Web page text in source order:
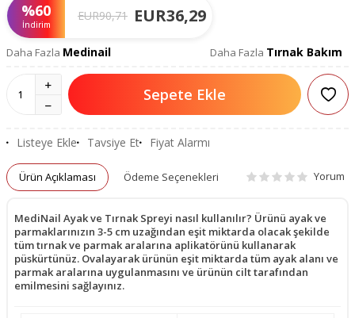
%60
İndirim
EUR90,71 EUR36,29
Daha Fazla Medinail Daha Fazla Tırnak Bakım
Sepete Ekle
Listeye Ekle Tavsiye Et Fiyat Alarmı
Ürün Açıklaması Ödeme Seçenekleri Yorum
MediNail Ayak ve Tırnak Spreyi nasıl kullanılır? Ürünü ayak ve
parmaklarınızın 3-5 cm uzağından eşit miktarda olacak şekilde
tüm tırnak ve parmak aralarına aplikatörünü kullanarak
püskürtünüz. Ovalayarak ürünün eşit miktarda tüm ayak alanı ve
parmak aralarına uygulanmasını ve ürünün cilt tarafından
emilmesini sağlayınız.